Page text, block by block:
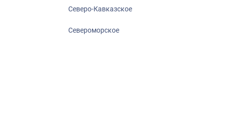
Северо-Кавказское
Североморское